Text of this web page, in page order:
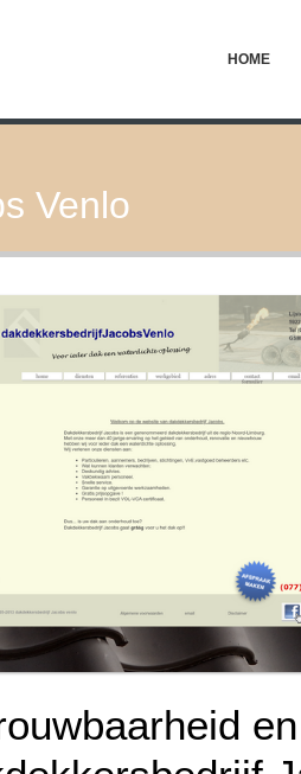
HOME
Venlo